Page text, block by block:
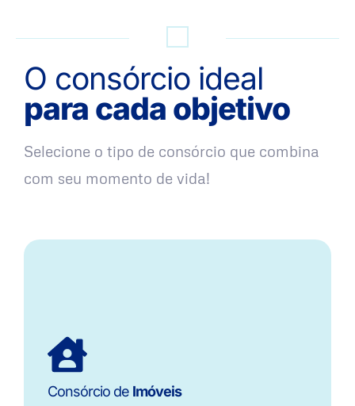
O consórcio ideal
para cada objetivo
Selecione o tipo de consórcio que combina
com seu momento de vida!
Consórcio de Imóveis